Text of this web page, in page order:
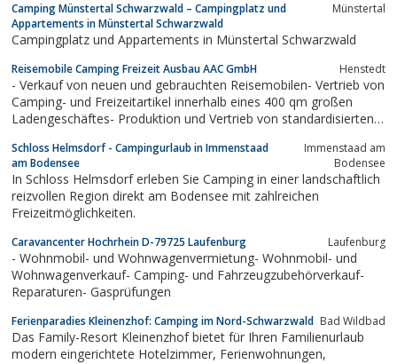
mit KomfortViele FreizeitangeboteRostock und Warnemünde in
unmittelbarer Umgebung...
Camping Münstertal Schwarzwald – Campingplatz und
Appartements in Münstertal Schwarzwald
Münstertal
Campingplatz und Appartements in Münstertal Schwarzwald
Reisemobile Camping Freizeit Ausbau AAC GmbH Henstedt
- Verkauf von neuen und gebrauchten Reisemobilen- Vertrieb von
Camping- und Freizeitartikel innerhalb eines 400 qm großen
Ladengeschäftes- Produktion und Vertrieb von standardisierten
und -ausbau.- Versandhandel.Besuchen Sie auch unseren
Onlineshop!Wir sind...
Schloss Helmsdorf - Campingurlaub in Immenstaad
am Bodensee
Immenstaad am
Bodensee
In Schloss Helmsdorf erleben Sie Camping in einer landschaftlich
reizvollen Region direkt am Bodensee mit zahlreichen
Freizeitmöglichkeiten.
Caravancenter Hochrhein D-79725 Laufenburg Laufenburg
- Wohnmobil- und Wohnwagenvermietung- Wohnmobil- und
Wohnwagenverkauf- Camping- und Fahrzeugzubehörverkauf-
Reparaturen- Gasprüfungen
Ferienparadies Kleinenzhof: Camping im Nord-Schwarzwald Bad Wildbad
Das Family-Resort Kleinenzhof bietet für Ihren Familienurlaub
modern eingerichtete Hotelzimmer, Ferienwohnungen,